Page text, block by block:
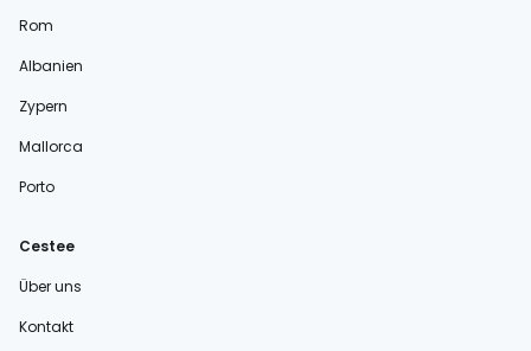
Rom
Albanien
Zypern
Mallorca
Porto
Cestee
Über uns
Kontakt